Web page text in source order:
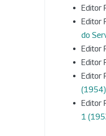
Editor
Editor
do
Editor
Editor
Editor
(1954)
Editor
1